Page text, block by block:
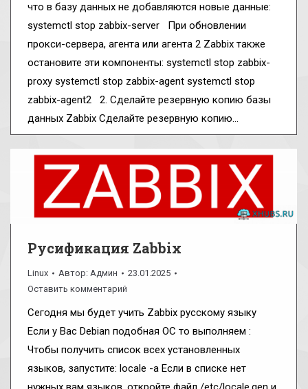
что в базу данных не добавляются новые данные:
systemctl stop zabbix-server При обновлении
прокси-сервера, агента или агента 2 Zabbix также
остановите эти компоненты: systemctl stop zabbix-
proxy systemctl stop zabbix-agent systemctl stop
zabbix-agent2 2. Сделайте резервную копию базы
данных Zabbix Сделайте резервную копию…
Русификация Zabbix
Linux Автор: Админ
23.01.2025
Оставить комментарий
Сегодня мы будет учить Zabbix русскому языку
Если у Вас Debian подобная ОС то выполняем :
Чтобы получить список всех установленных
языков, запустите: locale -a Если в списке нет